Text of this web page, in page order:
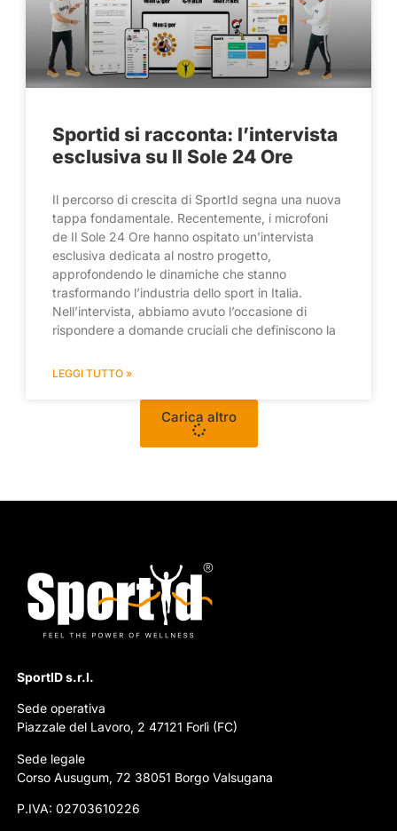
Sportid si racconta: l’intervista
esclusiva su Il Sole 24 Ore
Il percorso di crescita di SportId segna una nuova
tappa fondamentale. Recentemente, i microfoni
de Il Sole 24 Ore hanno ospitato un’intervista
esclusiva dedicata al nostro progetto,
approfondendo le dinamiche che stanno
trasformando l’industria dello sport in Italia.
Nell’intervista, abbiamo avuto l’occasione di
rispondere a domande cruciali che definiscono la
LEGGI TUTTO »
Carica altro
SportID s.r.l.
Sede operativa
Piazzale del Lavoro, 2 47121 Forlì (FC)
Sede legale
Corso Ausugum, 72 38051 Borgo Valsugana
P.IVA: 02703610226